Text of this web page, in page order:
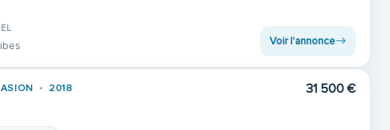
Voir l'annonce
2018 31 500 €